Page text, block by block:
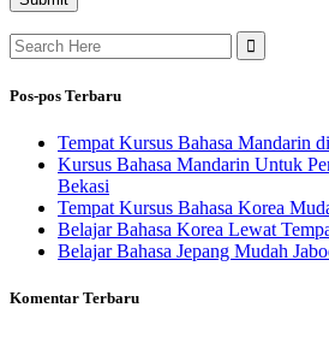
Search
for:
Pos-pos Terbaru
Tempat Kursus Bahasa Mandarin
Kursus Bahasa Mandarin Untuk
Bekasi
Tempat Kursus Bahasa Korea
Belajar Bahasa Korea Lewat
Belajar Bahasa Jepang Mudah
Komentar Terbaru